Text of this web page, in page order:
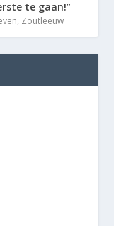
te gaan!”
, Zoutleeuw